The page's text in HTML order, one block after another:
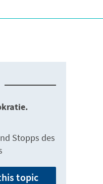
Stopps des
topic